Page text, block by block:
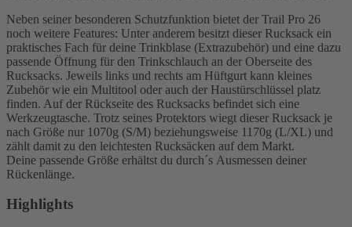
Neben seiner besonderen Schutzfunktion bietet der Trail Pro 26
noch weitere Features: Unter anderem besitzt dieser Rucksack ein
praktisches Fach für deine Trinkblase (Extrazubehör) und eine dazu
passende Öffnung für den Trinkschlauch an der Oberseite des
Rucksacks. Jeweils links und rechts am Hüftgurt kann kleines
Zubehör wie ein Multitool oder auch der Haustürschlüssel platz
finden. Auf der Rückseite des Rucksacks befindet sich eine
Werkzeugtasche. Trotz seines Protektors wiegt dieser Rucksack je
nach Größe nur 1070g (S/M) beziehungsweise 1170g (L/XL) und
zählt damit zu den leichtesten Rucksäcken auf dem Markt.
Deine passende Größe erhältst du durch´s Ausmessen deiner
Rückenlänge.
Highlights